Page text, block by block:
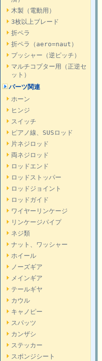
木製（電動用）
3枚以上ブレード
折ペラ
折ペラ（aero=naut）
プッシャー（逆ピッチ）
マルチコプター用（正逆セ
ット）
パーツ関連
ホーン
ヒンジ
スイッチ
ピアノ線、SUSロッド
片ネジロッド
両ネジロッド
ロッドエンド
ロッドストッパー
ロッドジョイント
ロッドガイド
ワイヤーリンケージ
リンケージパイプ
ネジ類
ナット、ワッシャー
ホイール
ノーズギア
メインギア
テールギヤ
カウル
キャノピー
スパッツ
カンザシ
ステッカー
スポンジシート